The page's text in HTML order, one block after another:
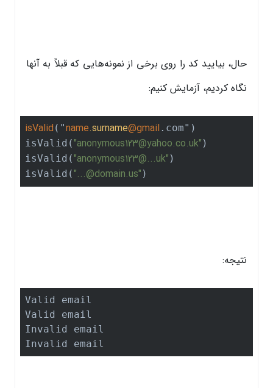
حال، بیایید کد را روی برخی از نمونه‌هایی که قبلاً به آنها
نگاه کردیم، آزمایش کنیم:
isValid ("name.surname@gmail .com")
isValid("anonymous123@yahoo.co.uk" )
isValid("anonymous123@...uk" )
isValid("...@domain.us" )
نتیجه:
Valid email
Valid email
Invalid email
Invalid email